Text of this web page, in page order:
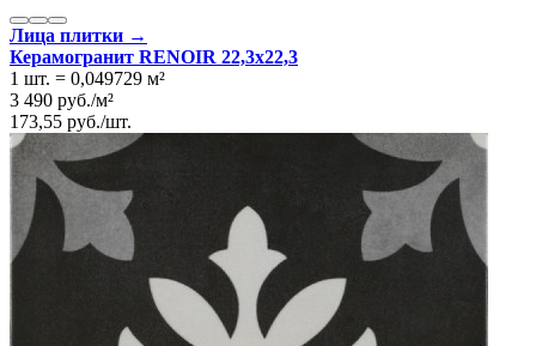
Лица плитки →
Керамогранит RENOIR 22,3x22,3
1 шт. = 0,049729 м²
3 490 руб./м²
173,55 руб./шт.